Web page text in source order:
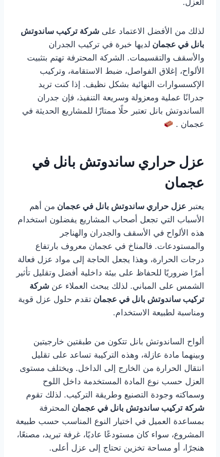
العزل.
لذلك من الأفضل الاعتماد على شركة تركيب ساندوتش
بانل في عجمان لديها خبرة في تركيب الجدران
والأسقف والتقسيمات. الشركة المحترفة تهتم بتثبيت
الألواح، إغلاق الفواصل، ضبط الاستقامة، وتركيب
الإكسسوارات النهائية بشكل نظيف. إذا كنت تريد
جدرانًا عملية ومعزولة وسريعة التنفيذ، فإن جدران
الساندوتش بانل تعتبر حلًا ممتازًا للمشاريع الحديثة في
عجمان .
عزل حراري ساندوتش بانل في
عجمان
يعتبر عزل حراري ساندوتش بانل في عجمان من أهم
الأسباب التي تجعل أصحاب المشاريع يفضلون استخدام
هذه الألواح في الأسقف والجدران والهناجر
والمستودعات. فالمناخ في عجمان معروف بارتفاع
درجات الحرارة، وهذا يجعل الحاجة إلى مواد عزل فعالة
أمرًا ضروريًا للحفاظ على بيئة داخلية أفضل وتقليل تأثير
الشمس على المباني. لذلك يبحث العملاء عن شركة
تركيب ساندوتش بانل في عجمان تقدم حلول عزل قوية
ومناسبة لطبيعة الاستخدام.
ألواح الساندوتش بانل تتكون من طبقتين خارجيتين
وبينهما مادة عازلة، وهذه التركيبة تساعد على تقليل
انتقال الحرارة من الخارج إلى الداخل. ويختلف مستوى
العزل حسب نوع المادة المستخدمة داخل اللوح
وسماكته وجودة التصنيع وطريقة التركيب. لذلك تقوم
شركة تركيب ساندوتش بانل في عجمان المحترفة
بمساعدة العميل في اختيار النوع المناسب حسب طبيعة
المشروع، سواء كان مستودعًا عاديًا، غرفة تبريد، مصنعًا،
هنجرًا، أو مساحة تخزين تحتاج إلى عزل أعلى.